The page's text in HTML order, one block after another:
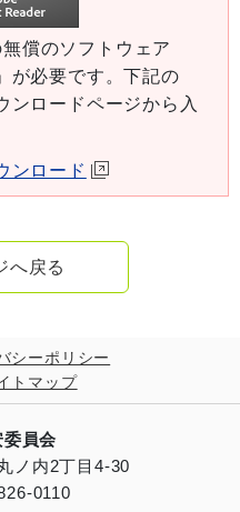
償のソフトウェア
が必要です。下記の
ロードページから入
ンロード
へ戻る
シーポリシー
トマップ
員会
ノ内2丁目4-30
0110